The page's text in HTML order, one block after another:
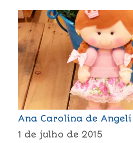
Ana Carolina de Angeli
1 de julho de 2015